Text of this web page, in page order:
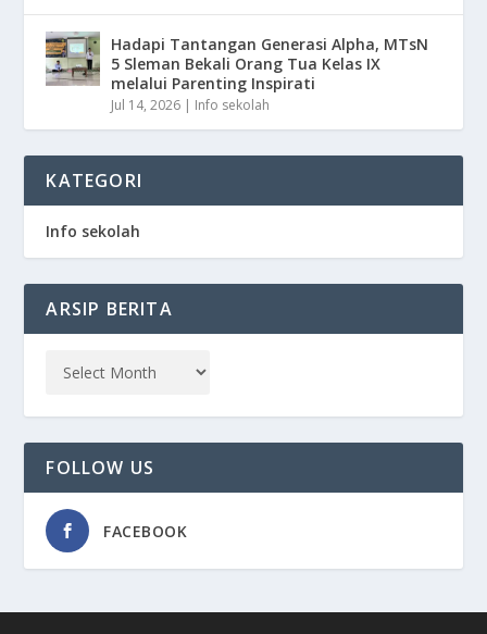
Hadapi Tantangan Generasi Alpha, MTsN
5 Sleman Bekali Orang Tua Kelas IX
melalui Parenting Inspirati
Jul 14, 2026 | Info sekolah
KATEGORI
Info sekolah
ARSIP BERITA
FOLLOW US
FACEBOOK